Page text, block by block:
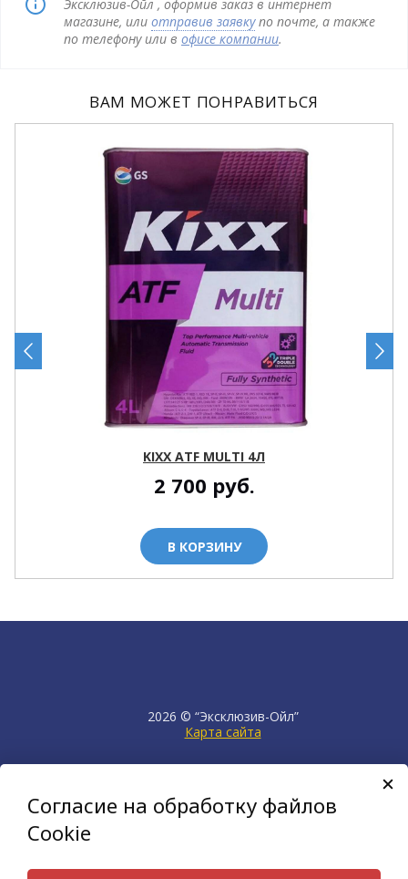
Эксклюзив-Ойл , оформив заказ в интернет
магазине, или отправив заявкупо почте, а также
по телефону или в офисе компании.
ВАМ МОЖЕТ ПОНРАВИТЬСЯ
KIXX ATF MULTI 4Л
2 700 руб.
В КОРЗИНУ
2026 © “Эксклюзив-Ойл”
Карта сайта
продвижение сайта НЕТКАМ
создан на платформе
KORZILLA
Согласие на обработку файлов
Cookie